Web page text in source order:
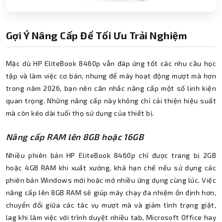
Gợi Ý Nâng Cấp Để Tối Ưu Trải Nghiệm
Mặc dù HP EliteBook 8460p vẫn đáp ứng tốt các nhu cầu học
tập và làm việc cơ bản, nhưng để máy hoạt động mượt mà hơn
trong năm 2026, bạn nên cân nhắc nâng cấp một số linh kiện
quan trọng. Những nâng cấp này không chỉ cải thiện hiệu suất
mà còn kéo dài tuổi thọ sử dụng của thiết bị.
Nâng cấp RAM lên 8GB hoặc 16GB
Nhiều phiên bản HP EliteBook 8460p chỉ được trang bị 2GB
hoặc 4GB RAM khi xuất xưởng, khá hạn chế nếu sử dụng các
phiên bản Windows mới hoặc mở nhiều ứng dụng cùng lúc. Việc
nâng cấp lên 8GB RAM sẽ giúp máy chạy đa nhiệm ổn định hơn,
chuyển đổi giữa các tác vụ mượt mà và giảm tình trạng giật,
lag khi làm việc với trình duyệt nhiều tab, Microsoft Office hay